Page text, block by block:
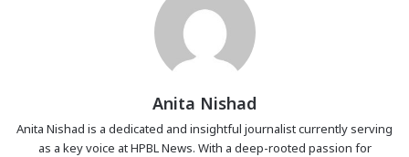
Anita Nishad
Anita Nishad is a dedicated and insightful journalist currently serving
as a key voice at HPBL News. With a deep-rooted passion for